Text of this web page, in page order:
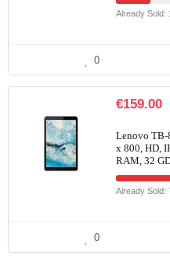
Already Sold:
0
€159.00
Lenovo TB-
x 800, HD,
RAM, 32
Already Sold:
0